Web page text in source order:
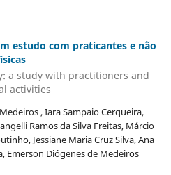
estudo com praticantes e não
a study with practitioners and
activities
, Iara Sampaio Cerqueira,
Ramos da Silva Freitas, Márcio
Jessiane Maria Cruz Silva, Ana
Emerson Diógenes de Medeiros